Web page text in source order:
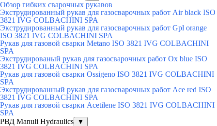
Обзор гибких сварочных рукавов
Экструдированный рукав для газосварочных работ Air black ISO
3821 IVG COLBACHINI SPA
Экструдированный рукав для газосварочных работ Gpl orange
ISO 3821 IVG COLBACHINI SPA
Рукав для газовой сварки Metano ISO 3821 IVG COLBACHINI
SPA
Экструдированый рукав для газосварочных работ Ox blue ISO
3821 IVG COLBACHINI SPA
Рукав для газовой сварки Ossigeno ISO 3821 IVG COLBACHINI
SPA
Экструдированный рукав для газосварочных работ Ace red ISO
3821 IVG COLBACHINI SPA
Рукав для газовой сварки Acetilene ISO 3821 IVG COLBACHINI
SPA
РВД Manuli Hydraulics
▼